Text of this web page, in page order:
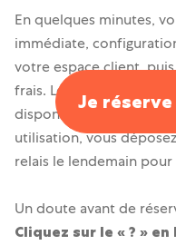
Je
En quelques minutes,
immédiate,
votre espace client,
frais. Le jour de
disponible si vous avez
utilisation, vous
relais le lendemain
Un doute avant de
Cliquez sur le « ? »